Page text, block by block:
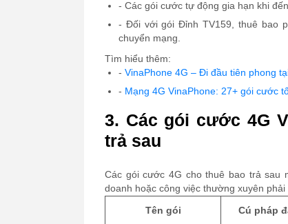
- Các gói cước tự động gia hạn khi
- Đối với gói Đỉnh TV159, thuê bao
chuyển mạng.
Tìm hiểu thêm:
- VinaPhone 4G – Đi đầu tiên phong
- Mạng 4G VinaPhone: 27+ gói cước
3. Các gói cước 4G
trả sau
Các gói cước 4G cho thuê bao trả sau
doanh hoặc công việc thường xuyên phải
Tên gói Cú pháp